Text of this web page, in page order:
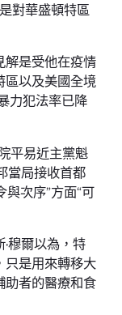
對華盛頓特區
是受他在疫情
區以及美國全境
力犯法率已降
平易近主黨魁
當局接收首都
與次序”方面“可
爾以為，特
只是用來轉移大
助者的醫療和食